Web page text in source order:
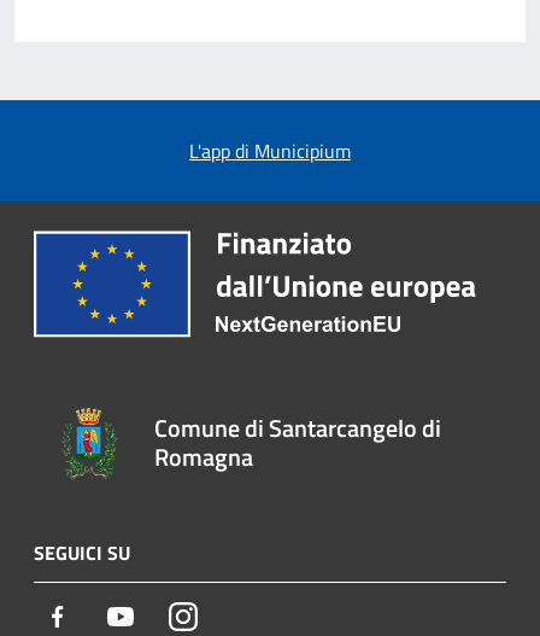
L'app di Municipium
Comune di Santarcangelo di
Romagna
SEGUICI SU
Facebook YoutubeInstagram